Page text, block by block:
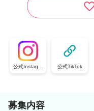
公式Instagra
m
公式TikTok
募集内容